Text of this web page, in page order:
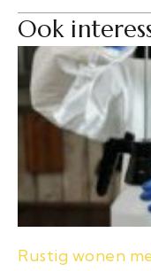
Ook
Rustig wonen